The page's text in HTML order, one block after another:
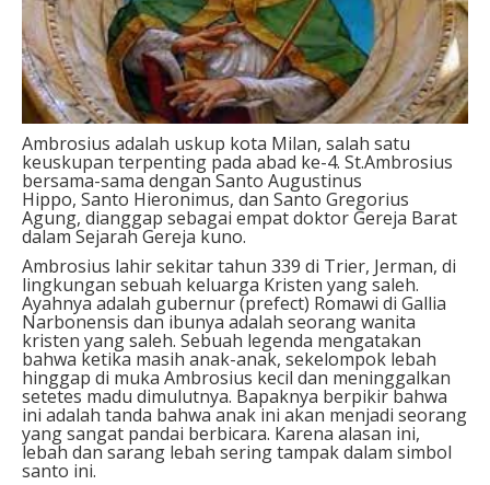
Ambrosius adalah uskup kota Milan, salah satu
keuskupan terpenting pada abad ke-4. St.Ambrosius
bersama-sama dengan Santo Augustinus
Hippo, Santo Hieronimus, dan Santo Gregorius
Agung, dianggap sebagai empat doktor Gereja Barat
dalam Sejarah Gereja kuno.
Ambrosius lahir sekitar tahun 339 di Trier, Jerman, di
lingkungan sebuah keluarga Kristen yang saleh.
Ayahnya adalah gubernur (prefect) Romawi di Gallia
Narbonensis dan ibunya adalah seorang wanita
kristen yang saleh. Sebuah legenda mengatakan
bahwa ketika masih anak-anak, sekelompok lebah
hinggap di muka Ambrosius kecil dan meninggalkan
setetes madu dimulutnya. Bapaknya berpikir bahwa
ini adalah tanda bahwa anak ini akan menjadi seorang
yang sangat pandai berbicara. Karena alasan ini,
lebah dan sarang lebah sering tampak dalam simbol
santo ini.